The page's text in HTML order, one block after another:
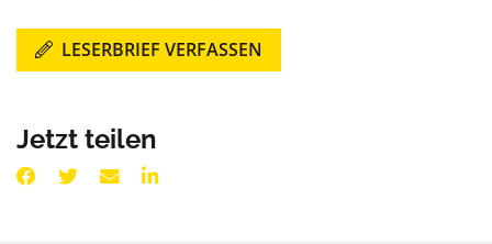
LESERBRIEF VERFASSEN
Jetzt teilen